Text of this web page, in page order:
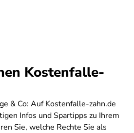
Kostenfalle-
& Co: Auf Kostenfalle-zahn.de
Infos und Spartipps zu Ihrem
Sie, welche Rechte Sie als